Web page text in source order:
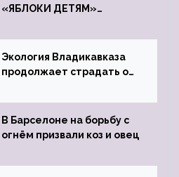
«ЯБЛОКИ ДЕТЯМ»
Экология Владикавказа
продолжает страдать от
завода
В Барселоне на борьбу с
огнём призвали коз и овец